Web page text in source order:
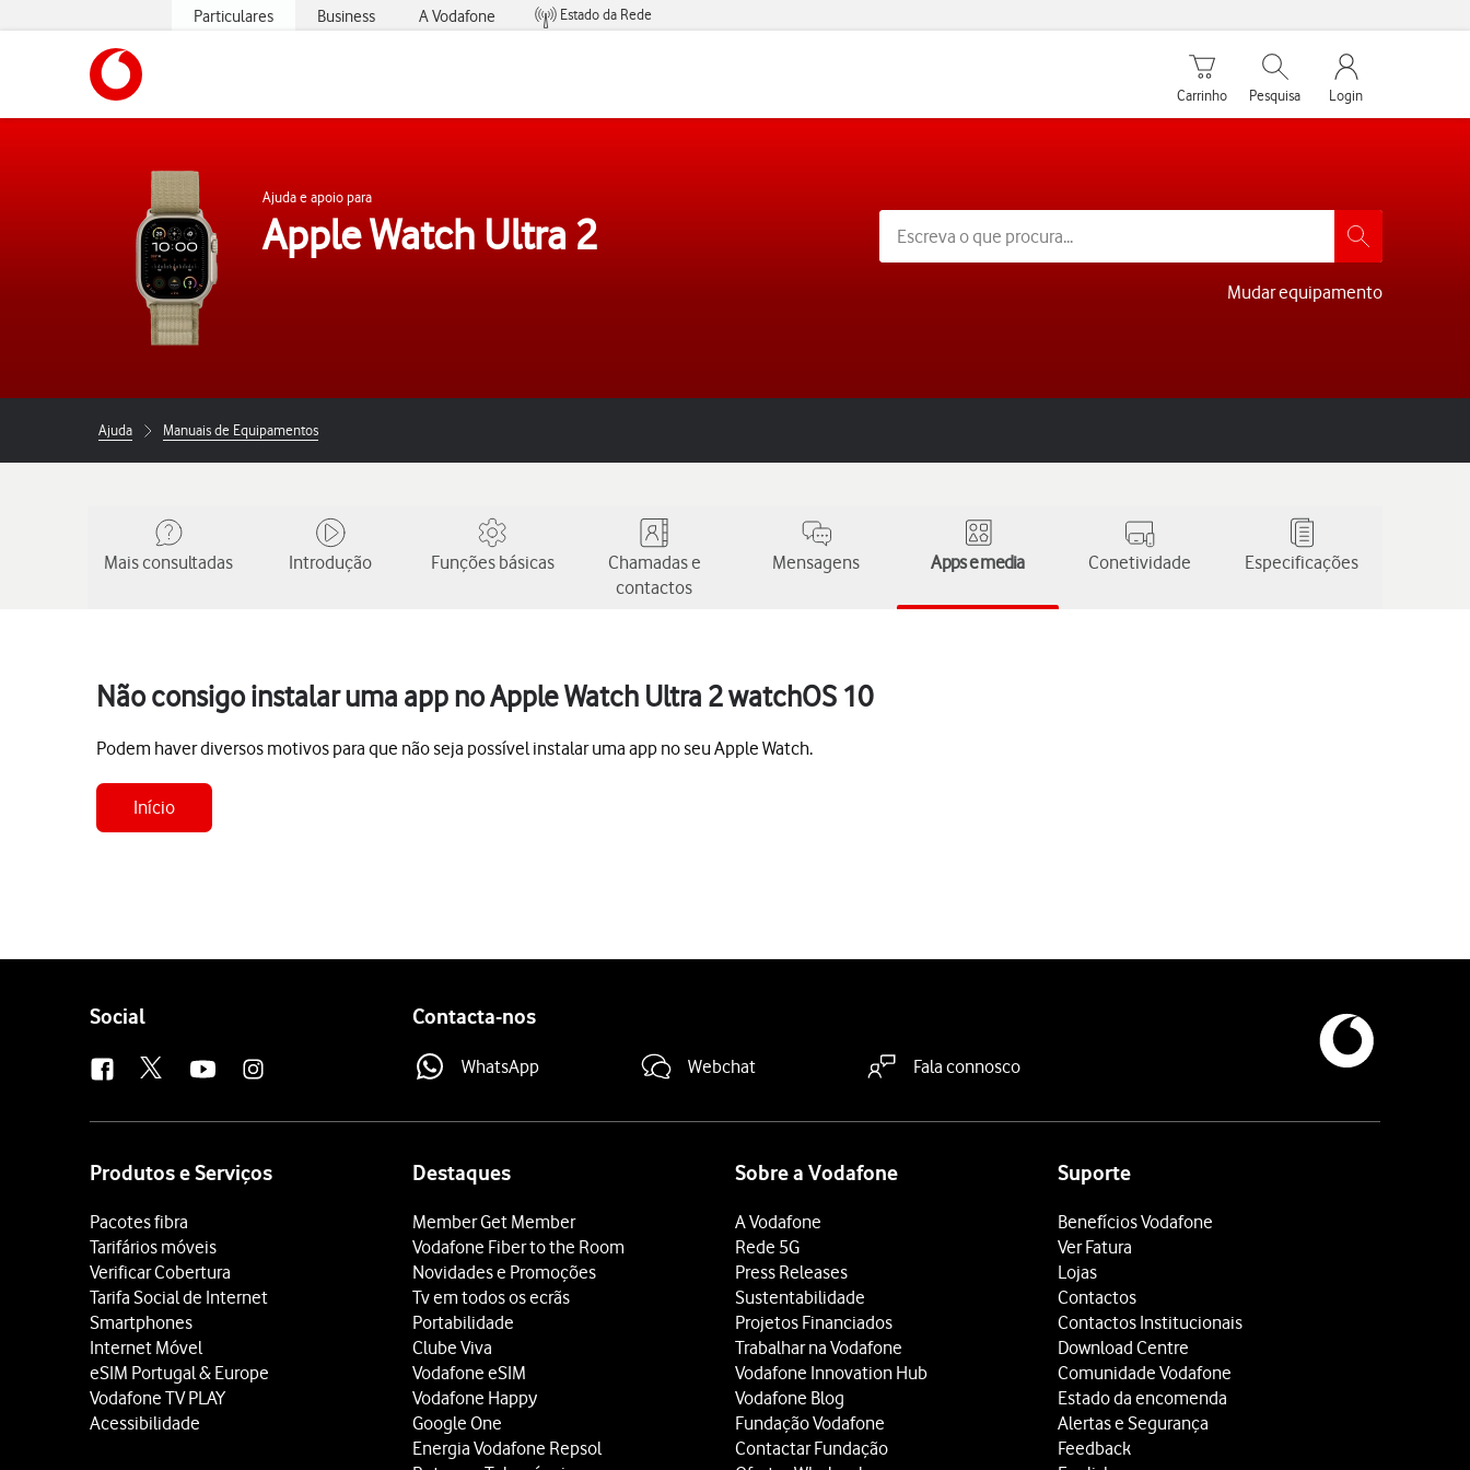
Particulares Business A Vodafone
Estado da Rede
Carrinho de compras
Carrinho
Pesquisar
Pesquisa
My Vodafone
Login
Ajuda e apoio para
Apple Watch Ultra 2
Mudar equipamento
Ajuda Manuais de Equipamentos
Mais consultadas Introdução Funções básicas
Chamadas e
contactos
Mensagens Apps e media Conetividade Especificações
Não consigo instalar uma app no Apple Watch Ultra 2 watchOS 10
Podem haver diversos motivos para que não seja possível instalar uma app no seu Apple Watch.
Início
Follow
Social Contacta-nos
WhatsApp Webchat Fala connosco
Produtos e Serviços
Pacotes fibra
Tarifários móveis
Verificar Cobertura
Tarifa Social de Internet
Smartphones
Internet Móvel
eSIM Portugal & Europe
Vodafone TV PLAY
Acessibilidade
Destaques
Member Get Member
Vodafone Fiber to the Room
Novidades e Promoções
Tv em todos os ecrãs
Portabilidade
Clube Viva
Vodafone eSIM
Vodafone Happy
Google One
Energia Vodafone Repsol
Sobre a Vodafone
A Vodafone
Rede 5G
Press Releases
Sustentabilidade
Projetos Financiados
Trabalhar na Vodafone
Vodafone Innovation Hub
Vodafone Blog
Fundação Vodafone
Contactar Fundação
Suporte
Benefícios Vodafone
Ver Fatura
Lojas
Contactos
Contactos Institucionais
Download Centre
Comunidade Vodafone
Estado da encomenda
Alertas e Segurança
Feedback